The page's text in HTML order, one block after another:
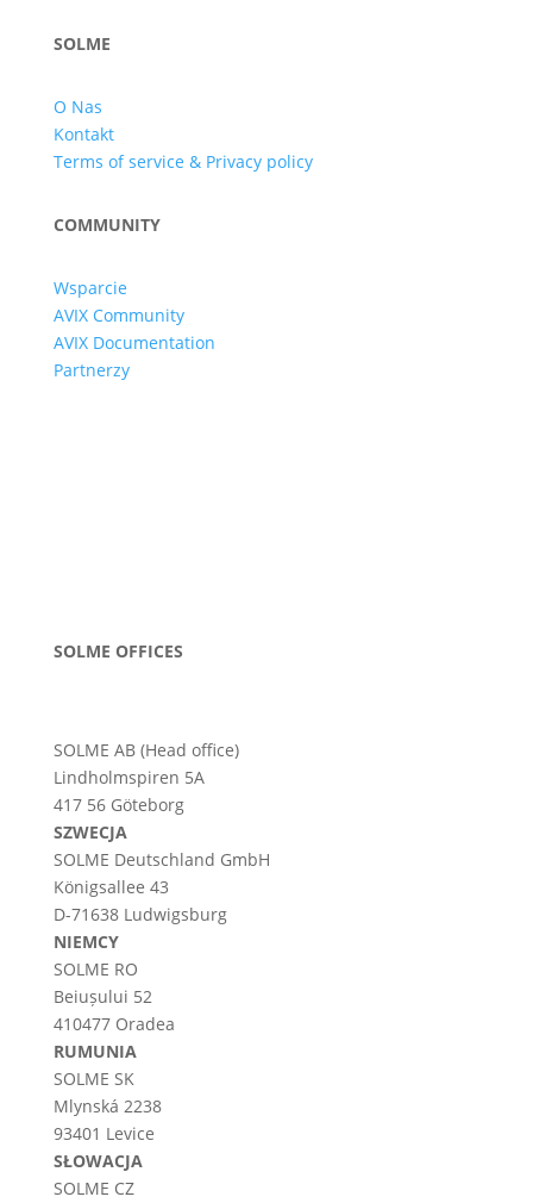
SOLME
O Nas
Kontakt
Terms of service & Privacy policy
COMMUNITY
Wsparcie
AVIX Community
AVIX Documentation
Partnerzy
SOLME OFFICES
SOLME AB (Head office)
Lindholmspiren 5A
417 56 Göteborg
SZWECJA
SOLME Deutschland GmbH
Königsallee 43
D-71638 Ludwigsburg
NIEMCY
SOLME RO
Beiușului 52
410477 Oradea
RUMUNIA
SOLME SK
Mlynská 2238
93401 Levice
SŁOWACJA
SOLME CZ